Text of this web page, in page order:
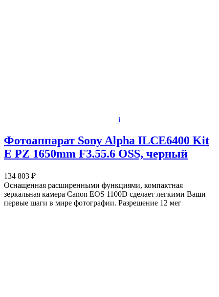
i
Фотоаппарат Sony Alpha ILCE6400 Kit
E PZ 1650mm F3.55.6 OSS, черный
134 803 ₽
Оснащенная расширенными функциями, компактная
зеркальная камера Canon EOS 1100D сделает легкими Ваши
первые шаги в мире фотографии. Разрешение 12 мег